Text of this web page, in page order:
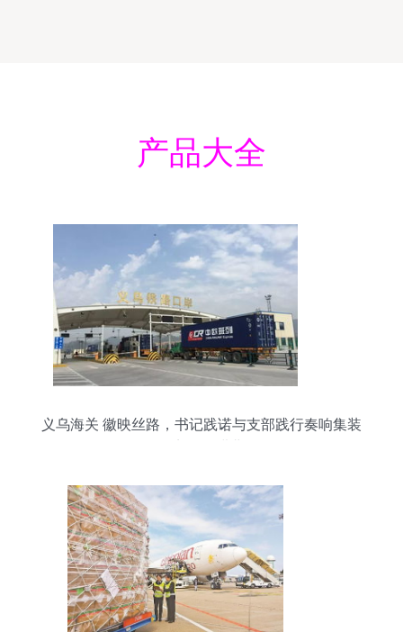
产品大全
义乌海关 徽映丝路，书记践诺与支部践行奏响集装